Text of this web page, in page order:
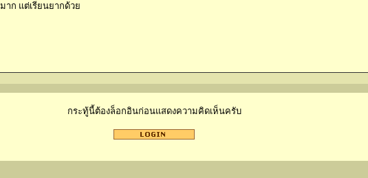
าก แต่เรียนยากด้วย
กระทู้นี้ต้องล็อกอินก่อนแสดงความคิดเห็นครับ